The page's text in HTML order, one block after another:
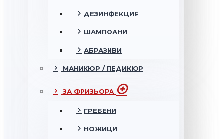
ДЕЗИНФЕКЦИЯ
ШАМПОАНИ
АБРАЗИВИ
МАНИКЮР / ПЕДИКЮР
ЗА ФРИЗЬОРА
ГРЕБЕНИ
НОЖИЦИ